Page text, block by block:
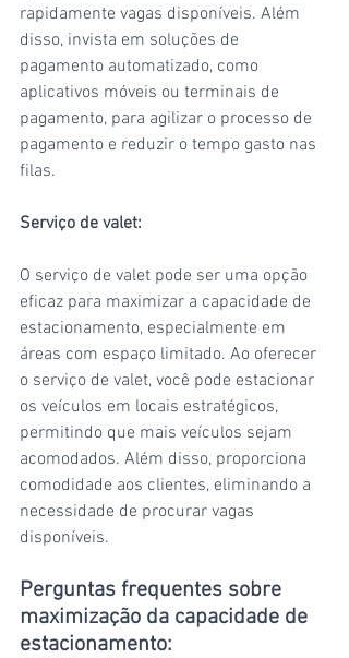
rapidamente vagas disponíveis. Além
disso, invista em soluções de
pagamento automatizado, como
aplicativos móveis ou terminais de
pagamento, para agilizar o processo de
pagamento e reduzir o tempo gasto nas
filas.
Serviço de valet:
O serviço de valet pode ser uma opção
eficaz para maximizar a capacidade de
estacionamento, especialmente em
áreas com espaço limitado. Ao oferecer
o serviço de valet, você pode estacionar
os veículos em locais estratégicos,
permitindo que mais veículos sejam
acomodados. Além disso, proporciona
comodidade aos clientes, eliminando a
necessidade de procurar vagas
disponíveis.
Perguntas frequentes sobre
maximização da capacidade de
estacionamento: